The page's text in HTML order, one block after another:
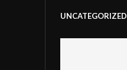
UNCATEGORIZED